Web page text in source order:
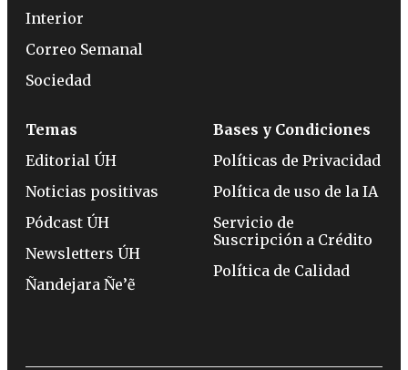
Interior
Correo Semanal
Sociedad
Temas
Editorial ÚH
Noticias positivas
Pódcast ÚH
Newsletters ÚH
Ñandejara Ñe’ẽ
Bases y Condiciones
Políticas de Privacidad
Política de uso de la IA
Servicio de
Suscripción a Crédito
Política de Calidad